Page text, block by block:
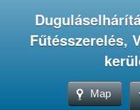
Fűtésszerelés,
Map